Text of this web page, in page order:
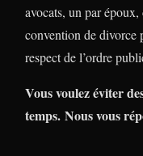
avocats, un par
convention de divorce
respect de l’ordre
Vous voulez éviter
temps. Nous vous